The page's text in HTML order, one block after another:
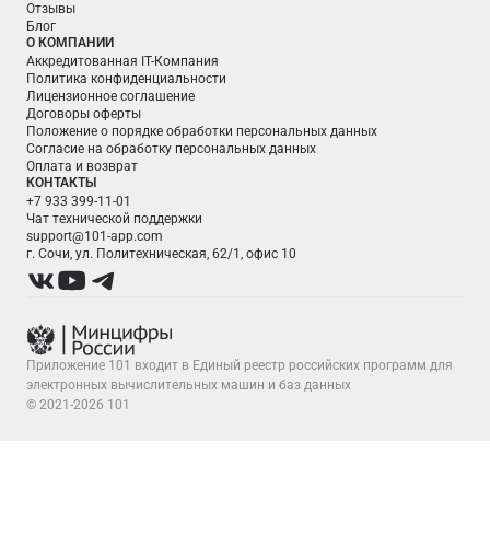
Отзывы
Блог
О КОМПАНИИ
Аккредитованная IT-Компания
Политика конфиденциальности
Лицензионное соглашение
Договоры оферты
Положение о порядке обработки персональных данных
Согласие на обработку персональных данных
Оплата и возврат
КОНТАКТЫ
+7 933 399-11-01
Чат технической поддержки
support@101-app.com
г. Сочи, ул. Политехническая, 62/1, офис 10
Приложение 101 входит в Единый реестр российских программ для
электронных вычислительных машин и баз данных
© 2021-2026 101